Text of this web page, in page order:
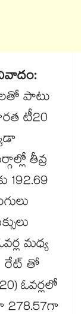
పాటు
టీ20
తీవ్ర
మధ్య
రేట్ తో
ఓవర్లలో
278.57గా